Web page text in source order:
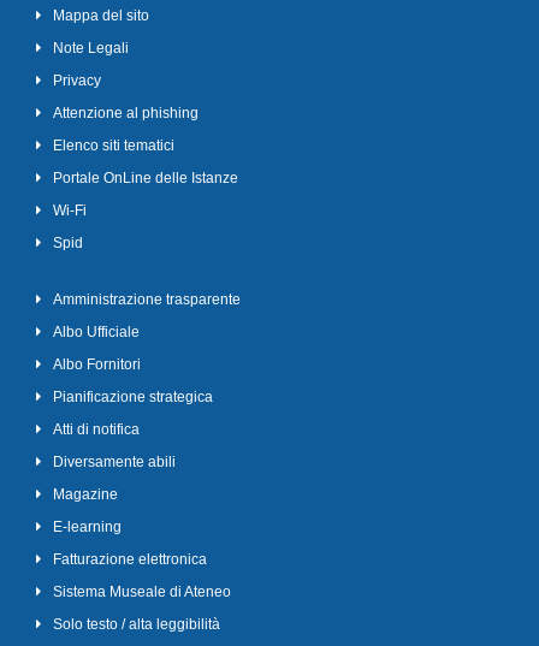
Mappa del sito
Note Legali
Privacy
Attenzione al phishing
Elenco siti tematici
Portale OnLine delle Istanze
Wi-Fi
Spid
Amministrazione trasparente
Albo Ufficiale
Albo Fornitori
Pianificazione strategica
Atti di notifica
Diversamente abili
Magazine
E-learning
Fatturazione elettronica
Sistema Museale di Ateneo
Solo testo / alta leggibilità